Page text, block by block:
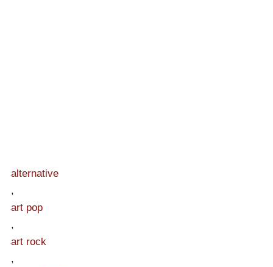
alternative
,
art pop
,
art rock
,